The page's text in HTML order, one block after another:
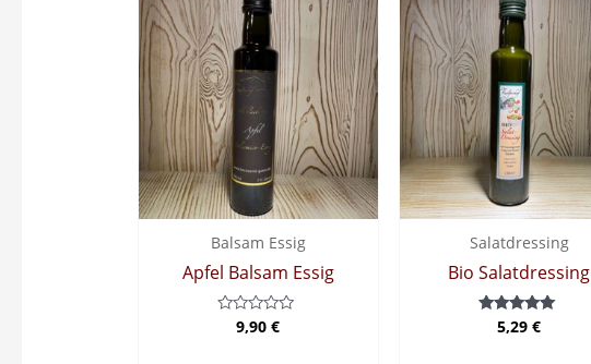
Balsam Essig
Apfel Balsam Essig
Bewertet
9,90€
Salatdressing
Bio Salatdressing
Bewertet mit
5.00
5,29€